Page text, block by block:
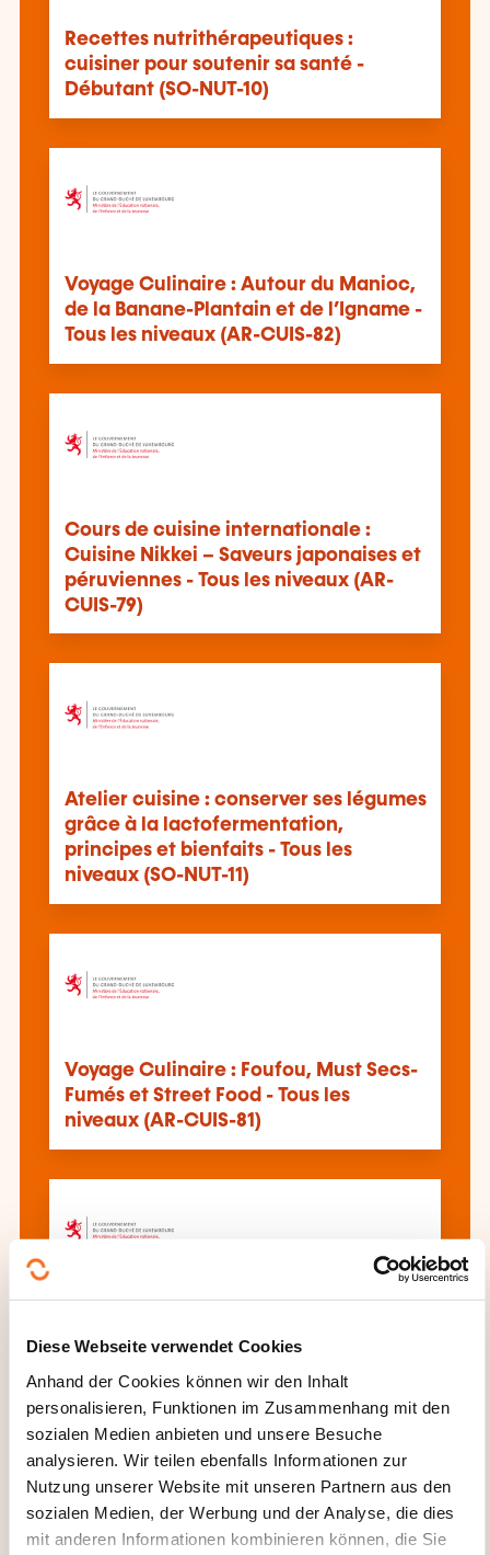
Diese Webseite verwendet Cookies
Anhand der Cookies können wir den Inhalt
personalisieren, Funktionen im Zusammenhang mit den
sozialen Medien anbieten und unsere Besuche
analysieren. Wir teilen ebenfalls Informationen zur
Nutzung unserer Website mit unseren Partnern aus den
sozialen Medien, der Werbung und der Analyse, die dies
mit anderen Informationen kombinieren können, die Sie
Recettes nutrithérapeutiques :
cuisiner pour soutenir sa santé -
Débutant (SO-NUT-10)
Voyage Culinaire : Autour du Manioc,
de la Banane-Plantain et de l’Igname -
Tous les niveaux (AR-CUIS-82)
Cours de cuisine internationale :
Cuisine Nikkei – Saveurs japonaises et
péruviennes - Tous les niveaux (AR-
CUIS-79)
Atelier cuisine : conserver ses légumes
grâce à la lactofermentation,
principes et bienfaits - Tous les
niveaux (SO-NUT-11)
Voyage Culinaire : Foufou, Must Secs-
Fumés et Street Food - Tous les
niveaux (AR-CUIS-81)
Essentielles et Recettes du Quotidien -
Diese anderen Weiterbildungen könnten Sie